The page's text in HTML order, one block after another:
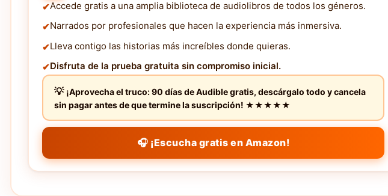
Accede gratis a una amplia biblioteca de audiolibros de todos los géneros.
Narrados por profesionales que hacen la experiencia más inmersiva.
Lleva contigo las historias más increíbles donde quieras.
Disfruta de la prueba gratuita sin compromiso inicial.
¡Aprovecha el truco: 90 días de Audible gratis, descárgalo todo y cancela
sin pagar antes de que termine la suscripción! ★★★★★
🎧 ¡Escucha gratis en Amazon!